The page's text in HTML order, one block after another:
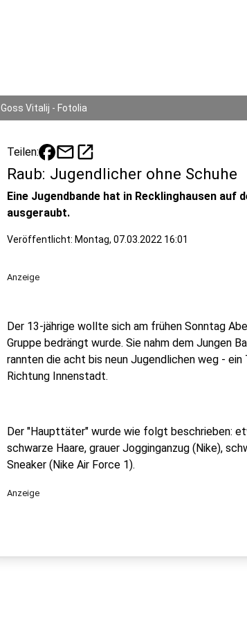
Goss Vitalij - Fotolia
Teilen: mailopen_in_new
Raub: Jugendlicher ohne Schuhe
Eine Jugendbande hat in Recklinghausen auf
ausgeraubt.
Veröffentlicht: Montag, 07.03.2022 16:01
Anzeige
Der 13-jährige wollte sich am frühen Sonntag
Gruppe bedrängt wurde. Sie nahm dem Jungen
rannten die acht bis neun Jugendlichen weg -
Richtung Innenstadt.
Der "Haupttäter" wurde wie folgt beschrieben:
schwarze Haare, grauer Jogginganzug (Nike),
Sneaker (Nike Air Force 1).
Anzeige